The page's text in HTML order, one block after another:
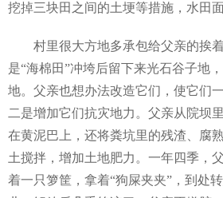
挖掉三块田之间的土埂等措施，水田
村里很大方地多承包给父亲的挨着
是“海棉田”冲垮后留下来光石谷子地
地。父亲也想办法改造它们，使它们
二是增加它们抗灾地力。父亲从院坝
在黄泥巴上，还将粪坑里的残渣、腐
土搅拌，增加土地肥力。一年四季，
着一只箩筐，拿着“狗屎夹夹”，到处